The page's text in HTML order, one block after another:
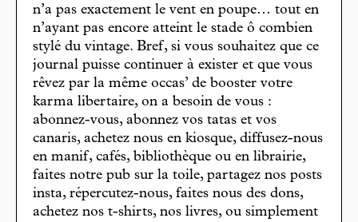
n’a pas exactement le vent en poupe… tout en
n’ayant pas encore atteint le stade ô combien
stylé du vintage. Bref, si vous souhaitez que ce
journal puisse continuer à exister et que vous
rêvez par la même occas’ de booster votre
karma libertaire, on a besoin de vous :
abonnez-vous, abonnez vos tatas et vos
canaris, achetez nous en kiosque, diffusez-nous
en manif, cafés, bibliothèque ou en librairie,
faites notre pub sur la toile, partagez nos posts
insta, répercutez-nous, faites nous des dons,
achetez nos t-shirts, nos livres, ou simplement